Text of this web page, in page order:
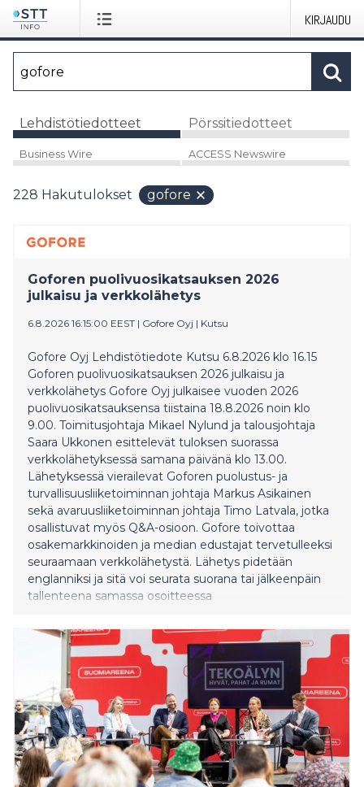
KIRJAUDU
Lehdistötiedotteet Pörssitiedotteet
Business Wire ACCESS Newswire
228 Hakutulokset gofore
Goforen puolivuosikatsauksen 2026
julkaisu ja verkkolähetys
6.8.2026 16:15:00 EEST | Gofore Oyj | Kutsu
Gofore Oyj Lehdistötiedote Kutsu 6.8.2026 klo 16.15
Goforen puolivuosikatsauksen 2026 julkaisu ja
verkkolähetys Gofore Oyj julkaisee vuoden 2026
puolivuosikatsauksensa tiistaina 18.8.2026 noin klo
9.00. Toimitusjohtaja Mikael Nylund ja talousjohtaja
Saara Ukkonen esittelevät tuloksen suorassa
verkkolähetyksessä samana päivänä klo 13.00.
Lähetyksessä vierailevat Goforen puolustus- ja
turvallisuusliiketoiminnan johtaja Markus Asikainen
sekä avaruusliiketoiminnan johtaja Timo Latvala, jotka
osallistuvat myös Q&A-osioon. Gofore toivottaa
osakemarkkinoiden ja median edustajat tervetulleeksi
seuraamaan verkkolähetystä. Lähetys pidetään
englanniksi ja sitä voi seurata suorana tai jälkeenpäin
tallenteena samassa osoitteessa
voivat lähettää lähetyksen aikana kysymyksiä, joihin
vastataan sen lopussa. Tilaisuuteen ei tarvitse
ilmoittautua. Esitykset ja verkkolähetyksen tallenne
ovat saatavilla tilaisuuden jälkeen Goforen IR-sivuilla.
Puolivu